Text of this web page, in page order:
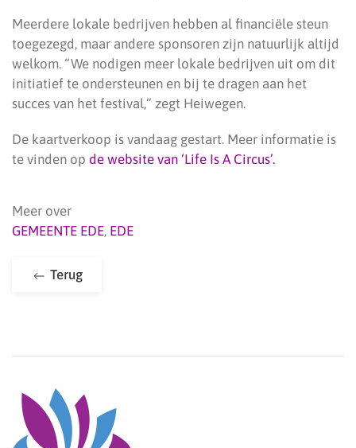
Meerdere lokale bedrijven hebben al financiële steun
toegezegd, maar andere sponsoren zijn natuurlijk altijd
welkom. “We nodigen meer lokale bedrijven uit om dit
initiatief te ondersteunen en bij te dragen aan het
succes van het festival,” zegt Heiwegen.
De kaartverkoop is vandaag gestart. Meer informatie is
te vinden op de website van ‘Life Is A Circus’.
Meer over
GEMEENTE EDE, EDE
Terug